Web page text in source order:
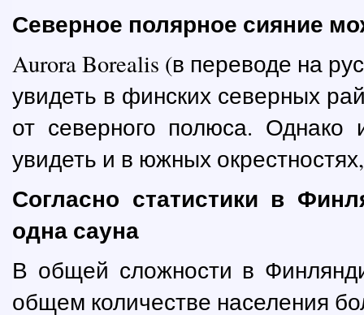
Северное полярное сияние
Aurora Borealis (в переводе на
увидеть в финских северных
от северного полюса. Однако
увидеть и в южных
Согласно статистики в
одна сауна
В общей сложности в
общем количестве населения